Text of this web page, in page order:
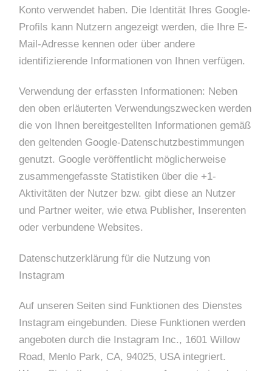
Konto verwendet haben. Die Identität Ihres Google-
Profils kann Nutzern angezeigt werden, die Ihre E-
Mail-Adresse kennen oder über andere
identifizierende Informationen von Ihnen verfügen.
Verwendung der erfassten Informationen: Neben
den oben erläuterten Verwendungszwecken werden
die von Ihnen bereitgestellten Informationen gemäß
den geltenden Google-Datenschutzbestimmungen
genutzt. Google veröffentlicht möglicherweise
zusammengefasste Statistiken über die +1-
Aktivitäten der Nutzer bzw. gibt diese an Nutzer
und Partner weiter, wie etwa Publisher, Inserenten
oder verbundene Websites.
Datenschutzerklärung für die Nutzung von
Instagram
Auf unseren Seiten sind Funktionen des Dienstes
Instagram eingebunden. Diese Funktionen werden
angeboten durch die Instagram Inc., 1601 Willow
Road, Menlo Park, CA, 94025, USA integriert.